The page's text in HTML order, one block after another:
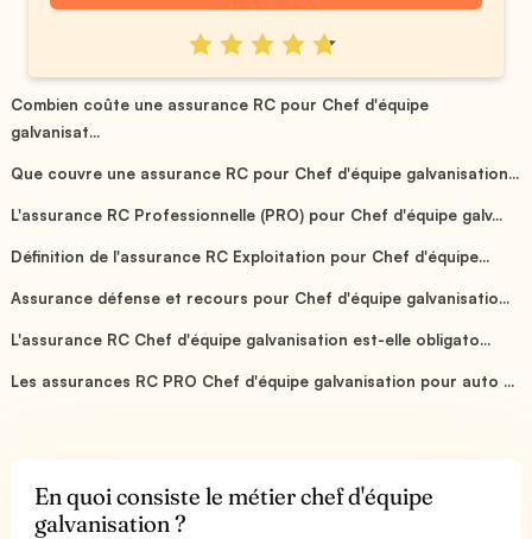
Combien coûte une assurance RC pour Chef d'équipe
galvanisat...
Que couvre une assurance RC pour Chef d'équipe galvanisation...
L'assurance RC Professionnelle (PRO) pour Chef d'équipe galv...
Définition de l'assurance RC Exploitation pour Chef d'équipe...
Assurance défense et recours pour Chef d'équipe galvanisatio...
L'assurance RC Chef d'équipe galvanisation est-elle obligato...
Les assurances RC PRO Chef d'équipe galvanisation pour auto ...
En quoi consiste le métier chef d'équipe
galvanisation ?